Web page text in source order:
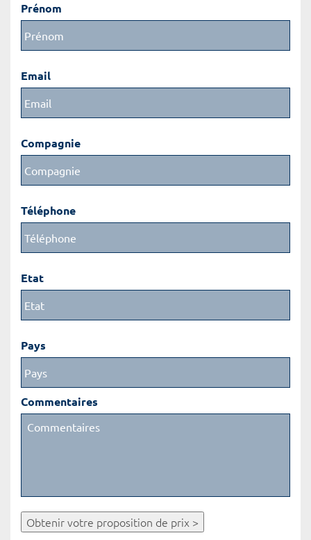
Prénom
Email
Compagnie
Téléphone
Etat
Pays
Commentaires
Obtenir votre proposition de prix >